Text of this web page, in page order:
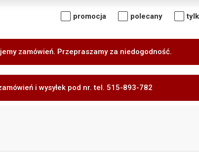
promocja polecany
zamówień. Przepraszamy za niedogodność.
i wysyłek pod nr. tel. 515-893-782